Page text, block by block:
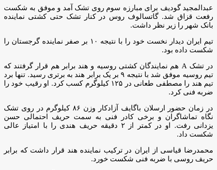
عبدالمجید گودیف برای مبارزه سوم روی تشک آمد و موفق به شکست
رفعت قزاق شد. گاتسالوف روس در کنار تشک حتی کشتی نماینده
بانک شهر را زیر نظر داشت.
تیم ایران دیدار نخست خود را با نتیجه ۱۰ بر صفر نماینده گرجستان را
شکست داده بود.
در تشک A هم نمایندگان کشتی روسیه و هند برابر هم قرار گرفتند که
تیم روسیه موفق شد با نتیجه ۹ بر یک برابر هند به برتری رسید. تنها برد
تیم هند را مصطفی طعانی در ۱۲۵ کیلوگرم کسب کرد. او رقیب خود را
ضربه فنی کرد.
در زمان حضور ارسلان باگایف آزادکار وزن ۸۶ کیلوگرم در روی تشک
نگاه تماشاگران و برخی کادر فنی به سمت حریف احتمالی حسن
یزدانی رفت. او در کمتر از ۲ دقیقه حریف هندی را با امتیاز عالی
شکست داد.
محمدرضا قیاسی از ایران در ترکیب نماینده هند قرار داشت که برابر
حریف روسی با ضربه فنی شکست خورد.